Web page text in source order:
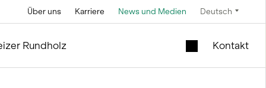
Über uns Karriere News und Medien Deutsch
Technik Spezialangebote
Rundholz Kontakt